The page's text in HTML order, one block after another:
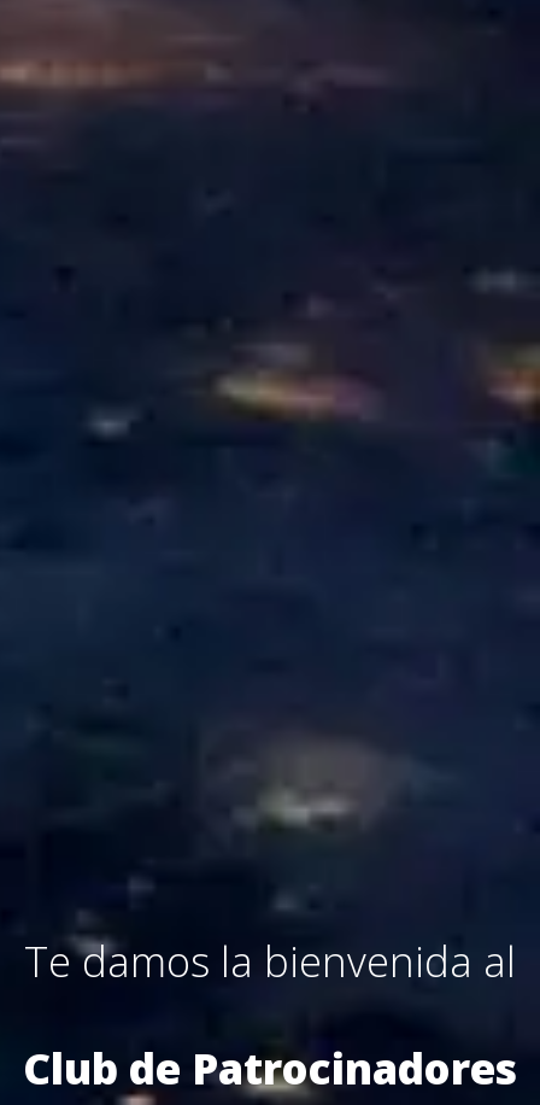
Te damos la bienvenida al
Club de Patrocinadores